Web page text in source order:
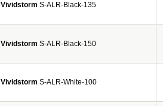
Vividstorm S-ALR-Black-135
Vividstorm S-ALR-Black-150
Vividstorm S-ALR-White-100